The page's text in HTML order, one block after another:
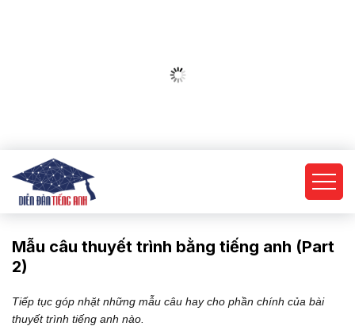
Mẫu câu thuyết trình bằng tiếng anh (Part
2)
Tiếp tục góp nhặt những mẫu câu hay cho phần chính của bài
thuyết trình tiếng anh nào.